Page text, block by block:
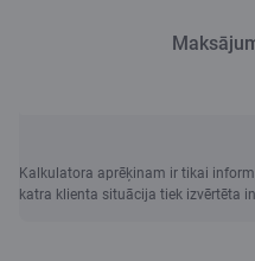
Kalkulatora aprēķinam ir tikai
katra klienta situācija tiek izvērtēta